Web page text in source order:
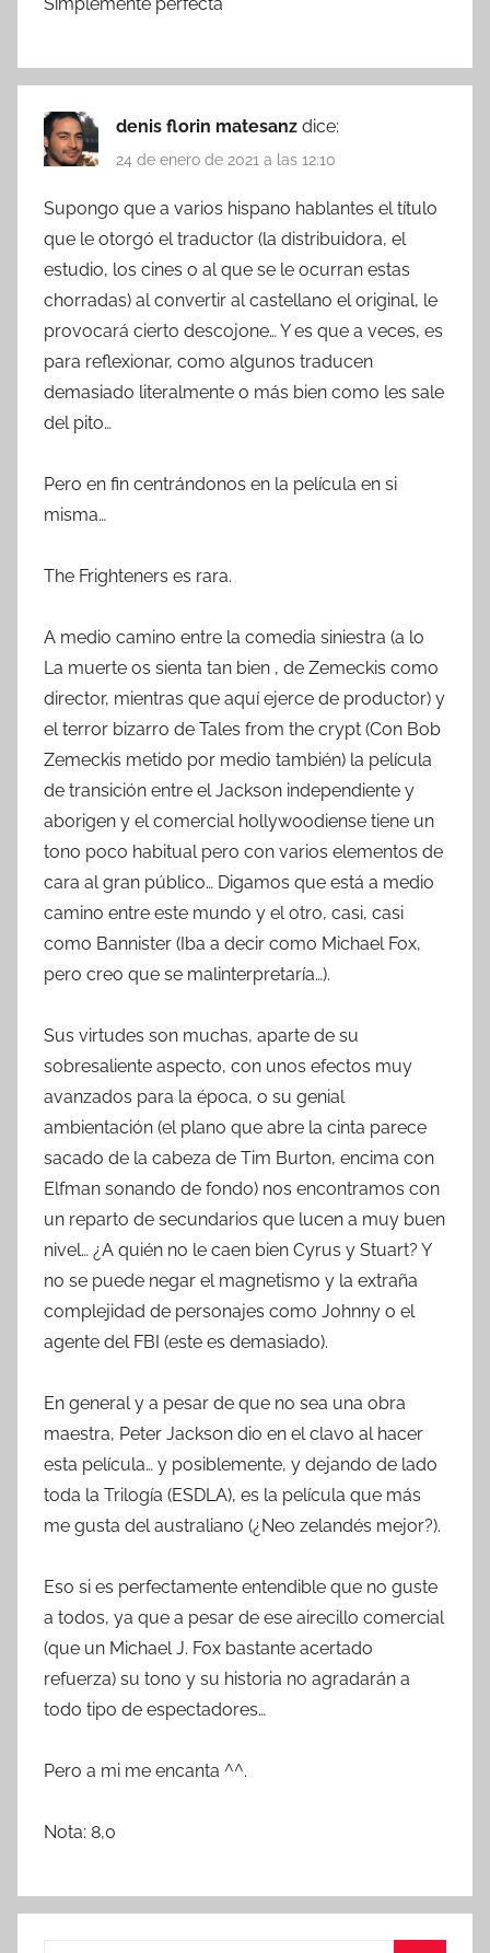
denis florin matesanz dice:
24 de enero de 2021 a las 12:10
Supongo que a varios hispano hablantes el título
que le otorgó el traductor (la distribuidora, el
estudio, los cines o al que se le ocurran estas
chorradas) al convertir al castellano el original, le
provocará cierto descojone… Y es que a veces, es
para reflexionar, como algunos traducen
demasiado literalmente o más bien como les sale
del pito…
Pero en fin centrándonos en la película en si
misma…
The Frighteners es rara.
A medio camino entre la comedia siniestra (a lo
La muerte os sienta tan bien , de Zemeckis como
director, mientras que aquí ejerce de productor) y
el terror bizarro de Tales from the crypt (Con Bob
Zemeckis metido por medio también) la película
de transición entre el Jackson independiente y
aborigen y el comercial hollywoodiense tiene un
tono poco habitual pero con varios elementos de
cara al gran público… Digamos que está a medio
camino entre este mundo y el otro, casi, casi
como Bannister (Iba a decir como Michael Fox,
pero creo que se malinterpretaría…).
Sus virtudes son muchas, aparte de su
sobresaliente aspecto, con unos efectos muy
avanzados para la época, o su genial
ambientación (el plano que abre la cinta parece
sacado de la cabeza de Tim Burton, encima con
Elfman sonando de fondo) nos encontramos con
un reparto de secundarios que lucen a muy buen
nivel… ¿A quién no le caen bien Cyrus y Stuart? Y
no se puede negar el magnetismo y la extraña
complejidad de personajes como Johnny o el
agente del FBI (este es demasiado).
En general y a pesar de que no sea una obra
maestra, Peter Jackson dio en el clavo al hacer
esta película… y posiblemente, y dejando de lado
toda la Trilogía (ESDLA), es la película que más
me gusta del australiano (¿Neo zelandés mejor?).
Eso si es perfectamente entendible que no guste
a todos, ya que a pesar de ese airecillo comercial
(que un Michael J. Fox bastante acertado
refuerza) su tono y su historia no agradarán a
todo tipo de espectadores…
Pero a mi me encanta ^^.
Nota: 8,0